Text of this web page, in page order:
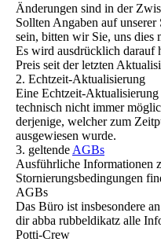
Änderungen sind in der
Sollten Angaben auf
sein, bitten wir Sie, uns dies
Es wird ausdrücklich darauf
Preis seit der letzten
2. Echtzeit-Aktualisierung
Eine Echtzeit-Aktualisierung
technisch nicht immer
derjenige, welcher zum
ausgewiesen wurde.
3. geltende AGBs
Ausführliche Informationen
Stornierungsbedingungen
AGBs
Das Büro ist insbesondere
dir abba rubbeldikatz alle
Potti-Crew